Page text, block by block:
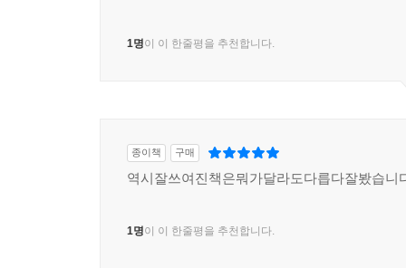
1명이 이 한줄평을 추천합니다.
종이책 구매
역시잘쓰여진책은뭐가달라도다릅다잘봤습니
1명이 이 한줄평을 추천합니다.